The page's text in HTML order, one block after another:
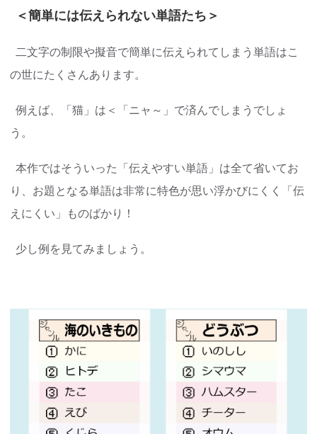
＜簡単には伝えられない単語たち＞
二文字の制限や擬音で簡単に伝えられてしまう単語はこ
の世にたくさんあります。
例えば、「猫」は＜「ニャ～」で済んでしまうでしょ
う。
本作ではそういった「伝えやすい単語」は全て省いてお
り、お題となる単語は非常に特色が思い浮かびにくく「伝
えにくい」ものばかり！
少し例を見てみましょう。